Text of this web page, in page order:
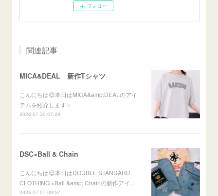
フォロー
関連記事
MICA&DEAL 新作Tシャツ
こんにちは😊本日はMICA&amp;DEALのアイ
テムを紹介します✨
2026.07.30 07:28
DSC×Ball & Chain
こんにちは😊本日はDOUBLE STANDARD
CLOTHING ×Ball &amp; Chainの新作アイ…
2026.07.27 09:57